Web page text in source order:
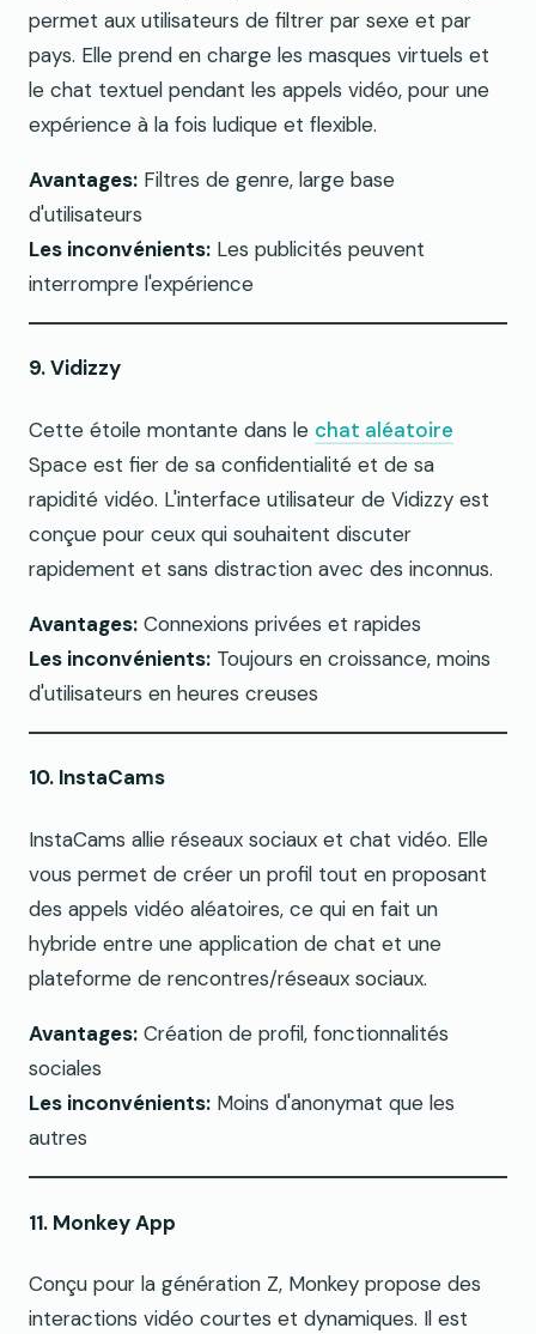
permet aux utilisateurs de filtrer par sexe et par
pays. Elle prend en charge les masques virtuels et
le chat textuel pendant les appels vidéo, pour une
expérience à la fois ludique et flexible.
Avantages: Filtres de genre, large base
d'utilisateurs
Les inconvénients: Les publicités peuvent
interrompre l'expérience
9. Vidizzy
Cette étoile montante dans le chat aléatoire
Space est fier de sa confidentialité et de sa
rapidité vidéo. L'interface utilisateur de Vidizzy est
conçue pour ceux qui souhaitent discuter
rapidement et sans distraction avec des inconnus.
Avantages: Connexions privées et rapides
Les inconvénients: Toujours en croissance, moins
d'utilisateurs en heures creuses
10. InstaCams
InstaCams allie réseaux sociaux et chat vidéo. Elle
vous permet de créer un profil tout en proposant
des appels vidéo aléatoires, ce qui en fait un
hybride entre une application de chat et une
plateforme de rencontres/réseaux sociaux.
Avantages: Création de profil, fonctionnalités
sociales
Les inconvénients: Moins d'anonymat que les
autres
11. Monkey App
Conçu pour la génération Z, Monkey propose des
interactions vidéo courtes et dynamiques. Il est